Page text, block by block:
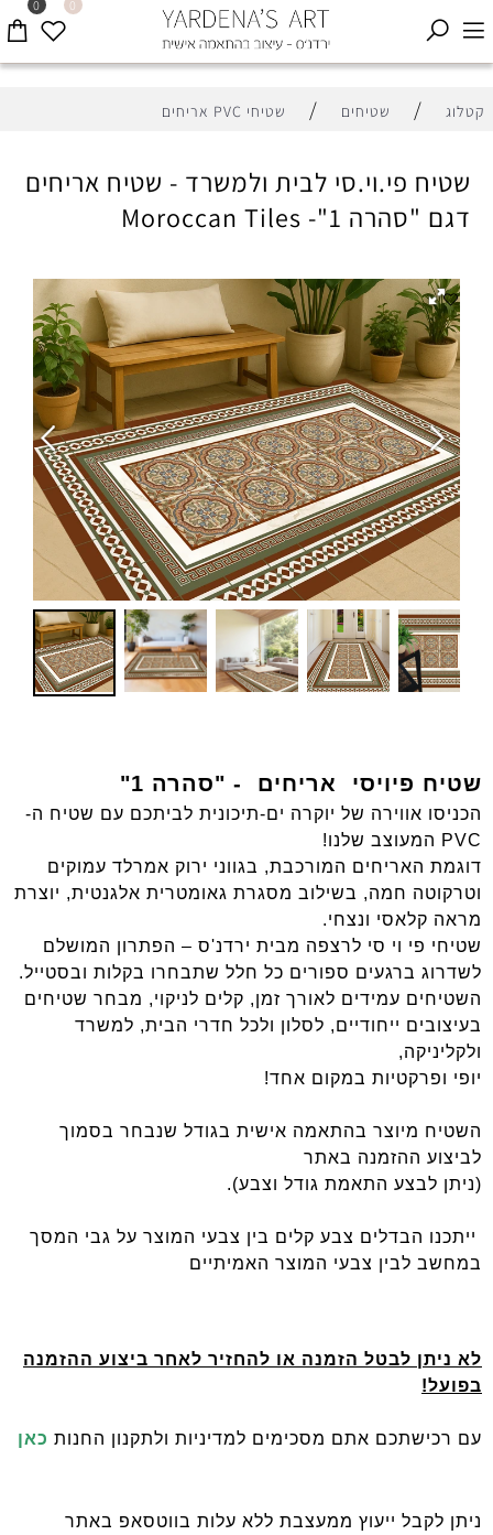
0 0
קטלוג / שטיחים / שטיחי PVC אריחים
שטיח פי.וי.סי לבית ולמשרד - שטיח אריחים
דגם "סהרה 1"- Moroccan Tiles
שטיח פיויסי אריחים - "סהרה 1"
הכניסו אווירה של יוקרה ים-תיכונית לביתכם עם שטיח ה-
PVC המעוצב שלנו!
דוגמת האריחים המורכבת, בגווני ירוק אמרלד עמוקים
וטרקוטה חמה, בשילוב מסגרת גאומטרית אלגנטית, יוצרת
מראה קלאסי ונצחי.
שטיחי פי וי סי לרצפה מבית ירדנ'ס – הפתרון המושלם
לשדרוג ברגעים ספורים כל חלל שתבחרו בקלות ובסטייל.
השטיחים עמידים לאורך זמן, קלים לניקוי, מבחר שטיחים
בעיצובים ייחודיים, לסלון ולכל חדרי הבית, למשרד
ולקליניקה,
יופי ופרקטיות במקום אחד!
השטיח מיוצר בהתאמה אישית בגודל שנבחר בסמוך
לביצוע ההזמנה באתר
(ניתן לבצע התאמת גודל וצבע).
ייתכנו הבדלים צבע קלים בין צבעי המוצר על גבי המסך
במחשב לבין צבעי המוצר האמיתיים
לא ניתן לבטל הזמנה או להחזיר לאחר ביצוע ההזמנה
בפועל!
עם רכישתכם אתם מסכימים למדיניות ולתקנון החנות כאן
ניתן לקבל ייעוץ ממעצבת ללא עלות בווטסאפ באתר